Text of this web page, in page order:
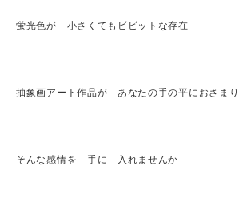
蛍光色が 小さくてもビビットな存在
抽象画アート作品が あなたの手の平におさまり
そんな感情を 手に 入れませんか